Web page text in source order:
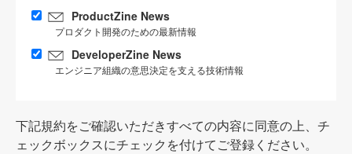
ProductZine News
プロダクト開発のための最新情報
DeveloperZine News
エンジニア組織の意思決定を支える技術情報
下記規約をご確認いただきすべての内容に同意の上、チ
ェックボックスにチェックを付けてご登録ください。